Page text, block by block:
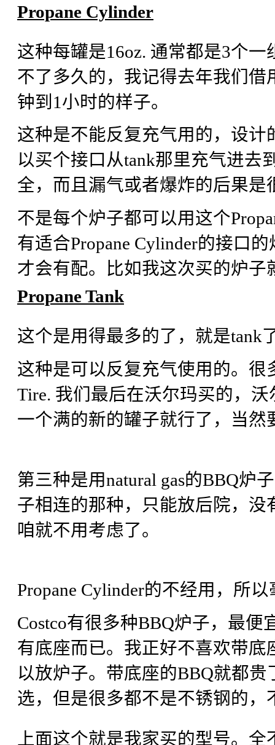
Propane Cylinder
这种每罐是16oz. 通常都是3个
不了多久的，我记得去年我们
钟到1小时的样子。
这种是不能反复充气用的，设
以买个接口从tank那里充气进去
全，而且漏气或者爆炸的后果是
不是每个炉子都可以用这个
有适合Propane Cylinder的接口
才会有配。比如我这次买的炉子
Propane Tank
这个是用得最多的了，就是tank
这种是可以反复充气使用的。很
Tire. 我们最后在沃尔玛买的，
一个满的新的罐子就行了，当
第三种是用natural gas的BBQ炉
子相连的那种，只能放后院，
咱就不用考虑了。
Propane Cylinder的不经用，所
Costco有很多种BBQ炉子，最
有底座而已。我正好不喜欢带
以放炉子。带底座的BBQ就都贵
选，但是很多都不是不锈钢的，
上面这个就是我家买的型号。全